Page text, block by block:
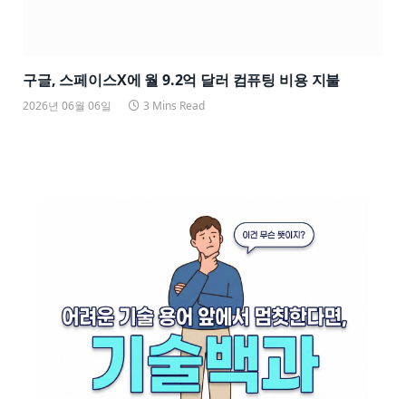
구글, 스페이스X에 월 9.2억 달러 컴퓨팅 비용 지불
2026년 06월 06일 3 Mins Read